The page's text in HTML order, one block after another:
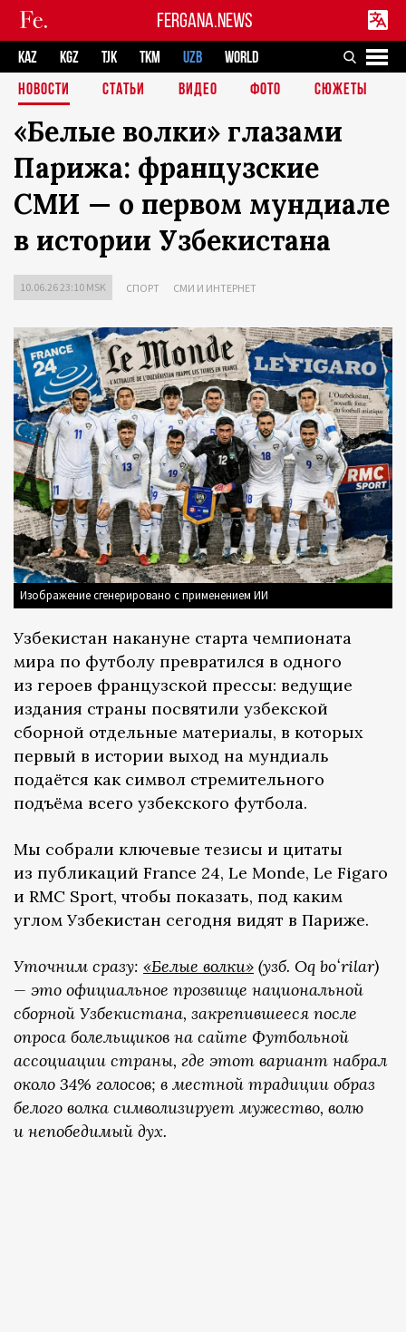
FERGANA.NEWS
KAZ KGZ TJK TKM UZB
WORLD
НОВОСТИ
СТАТЬИ ВИДЕО ФОТО СЮЖЕТЫ
«Белые волки» глазами
Парижа: французские
СМИ — о первом мундиале
в истории Узбекистана
10.06.26 23:10 MSK СПОРТ СМИ И ИНТЕРНЕТ
Изображение сгенерировано с применением ИИ
Узбекистан накануне старта чемпионата
мира по футболу превратился в одного
из героев французской прессы: ведущие
издания страны посвятили узбекской
сборной отдельные материалы, в которых
первый в истории выход на мундиаль
подаётся как символ стремительного
подъёма всего узбекского футбола.
Мы собрали ключевые тезисы и цитаты
из публикаций France 24, Le Monde, Le Figaro
и RMC Sport, чтобы показать, под каким
углом Узбекистан сегодня видят в Париже.
Уточним сразу: «Белые волки» (узб. Oq boʻrilar)
— это официальное прозвище национальной
сборной Узбекистана, закрепившееся после
опроса болельщиков на сайте Футбольной
ассоциации страны, где этот вариант набрал
около 34% голосов; в местной традиции образ
белого волка символизирует мужество, волю
и непобедимый дух.